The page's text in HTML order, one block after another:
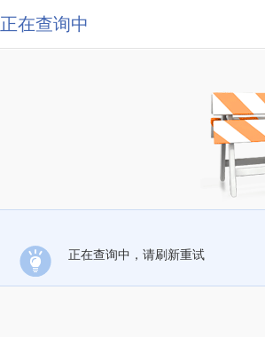
正在查询中
正在查询中，请刷新重试